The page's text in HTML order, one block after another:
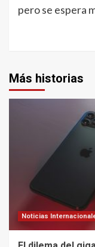
pero se espera
Más historias
Noticias